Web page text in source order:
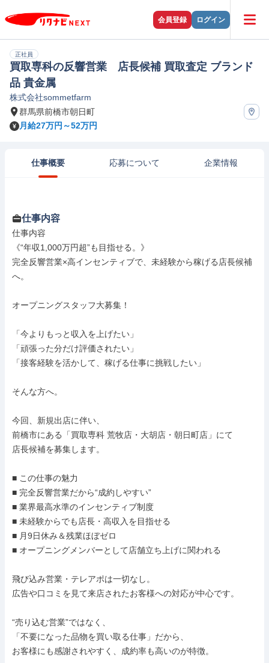
会員登録 ログイン
正社員
買取専科の反響営業 店長候補 買取査定 ブランド
品 貴金属
株式会社sommetfarm
群馬県前橋市朝日町
月給27万円～52万円
仕事概要 応募について 企業情報
仕事内容
仕事内容
《“年収1,000万円超”も目指せる。》
完全反響営業×高インセンティブで、未経験から稼げる店長候補
へ。
オープニングスタッフ大募集！
「今よりもっと収入を上げたい」
「頑張った分だけ評価されたい」
「接客経験を活かして、稼げる仕事に挑戦したい」
そんな方へ。
今回、新規出店に伴い、
前橋市にある「買取専科 荒牧店・大胡店・朝日町店」にて
店長候補を募集します。
■ この仕事の魅力
■ 完全反響営業だから“成約しやすい”
■ 業界最高水準のインセンティブ制度
■ 未経験からでも店長・高収入を目指せる
■ 月9日休み＆残業ほぼゼロ
■ オープニングメンバーとして店舗立ち上げに関われる
飛び込み営業・テレアポは一切なし。
広告や口コミを見て来店されたお客様への対応が中心です。
“売り込む営業”ではなく、
「不要になった品物を買い取る仕事」だから、
お客様にも感謝されやすく、成約率も高いのが特徴。